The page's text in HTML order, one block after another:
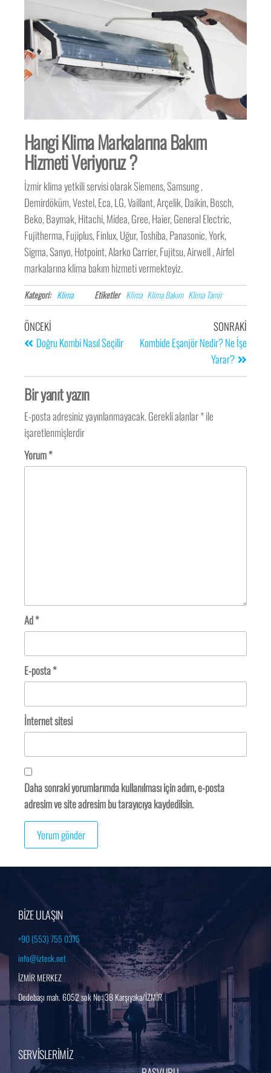
Hangi Klima Markalarına Bakım
Hizmeti Veriyoruz ?
İzmir klima yetkili servisi olarak Siemens, Samsung ,
Demirdöküm, Vestel, Eca, LG, Vaillant, Arçelik, Daikin, Bosch,
Beko, Baymak, Hitachi, Midea, Gree, Haier, General Electric,
Fujitherma, Fujiplus, Finlux, Uğur, Toshiba, Panasonic, York,
Sigma, Sanyo, Hotpoint, Alarko Carrier, Fujitsu, Airwell , Airfel
markalarına klima bakım hizmeti vermekteyiz.
Kategori: Klima Etiketler Klima Klima Bakım Klima Tamir
ÖNCEKI
Doğru Kombi Nasıl Seçilir
SONRAKI
Kombide Eşanjör Nedir? Ne İşe
Yarar?
Bir yanıt yazın
E-posta adresiniz yayınlanmayacak.Gerekli alanlar*ile
işaretlenmişlerdir
Yorum*
Ad*
E-posta*
İnternet sitesi
Daha sonraki yorumlarımda kullanılması için adım, e-posta
adresim ve site adresim bu tarayıcıya kaydedilsin.
BİZE ULAŞIN
+90 (553) 755 0375
info@izteck.net
İZMİR MERKEZ
Dedebaşı mah. 6052 sok No: 3B Karşıyaka/İZMİR
SERVİSLERİMİZ